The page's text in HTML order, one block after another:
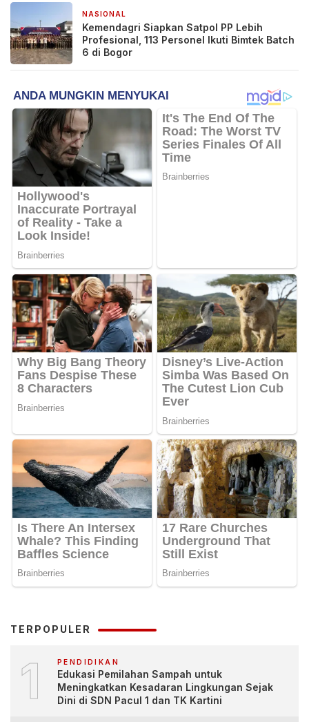
NASIONAL
Kemendagri Siapkan Satpol PP Lebih
Profesional, 113 Personel Ikuti Bimtek Batch
6 di Bogor
TERPOPULER
1 PENDIDIKAN
Edukasi Pemilahan Sampah untuk
Meningkatkan Kesadaran Lingkungan Sejak
Dini di SDN Pacul 1 dan TK Kartini